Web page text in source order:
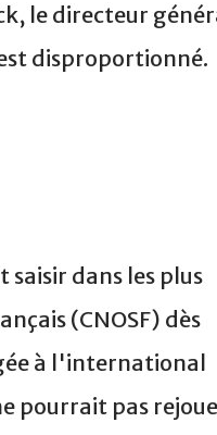
le directeur
disproportionné.
dans les plus
(CNOSF) dès
à l'international
pourrait pas